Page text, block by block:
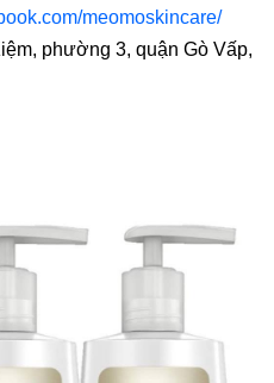
meomoskincare/
phường 3, quận Gò Vấp,